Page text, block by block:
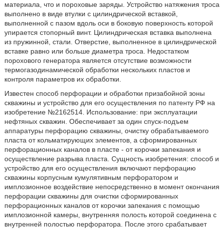
материала, что и пороховые заряды. Устройство натяжения троса
выполнено в виде втулки с цилиндрической вставкой,
выполненной с пазом вдоль оси в боковую поверхность которой
упирается стопорный винт. Цилиндрическая вставка выполнена
из пружинной, стали. Отверстие, выполненное в цилиндрической
вставке равно или больше диаметра троса. Недостатком
порохового генератора является отсутствие возможности
термогазодинамической обработки нескольких пластов и
контроля параметров их обработки.
Известен способ перфорации и обработки призабойной зоны
скважины и устройство для его осуществления по патенту РФ на
изобретение №2162514. Использование: при эксплуатации
нефтяных скважин. Обеспечивает за один спуск-подъем
аппаратуры перфорацию скважины, очистку обрабатываемого
пласта от кольматирующих элементов, а сформированных
перфорационных каналов в пласте - от корочки запекания и
осуществление разрыва пласта. Сущность изобретения: способ и
устройство для его осуществления включают перфорацию
скважины корпусным кумулятивным перфоратором и
имплозионное воздействие непосредственно в момент окончания
перфорации скважины для очистки сформированных
перфорационных каналов от корочки запекания с помощью
имплозионной камеры, внутренняя полость которой соединена с
внутренней полостью перфоратора. После этого срабатывает